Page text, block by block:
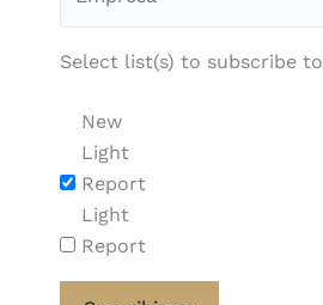
Select list(s) to subscribe to
New
Light
Report
Light
Report